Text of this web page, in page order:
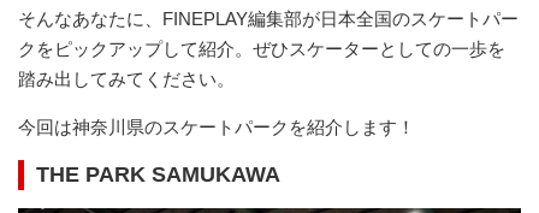
そんなあなたに、FINEPLAY編集部が日本全国のスケートパー
クをピックアップして紹介。ぜひスケーターとしての一歩を
踏み出してみてください。
今回は神奈川県のスケートパークを紹介します！
THE PARK SAMUKAWA